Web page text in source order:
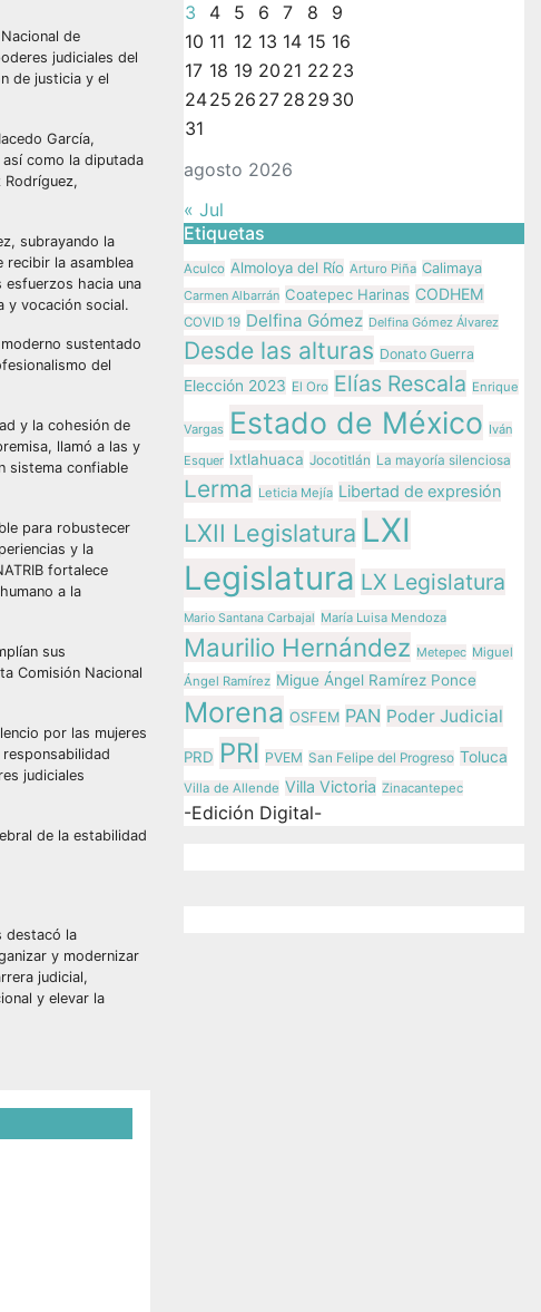
de
judiciales del
de justicia y el
García,
así como la diputada
Rodríguez,
subrayando la
recibir la asamblea
hacia una
y vocación social.
sustentado
del
y la cohesión de
llamó a las y
sistema confiable
para robustecer
y la
fortalece
a la
sus
Comisión Nacional
por las mujeres
judiciales
de la estabilidad
destacó la
y modernizar
judicial,
y elevar la
agosto 2026
3
4 5 6 7 8
9
10 11 12 13 14 15 16
17 18 19 20 21 22 23
2425 26 27 28 29 30
31
« Jul
Etiquetas
Aculco Almoloya del Río Arturo Piña Calimaya
Carmen Albarrán Coatepec Harinas CODHEM
COVID 19 Delfina Gómez Delfina Gómez Álvarez
Desde las alturas Donato Guerra
Elección 2023 El Oro Elías Rescala Enrique
Vargas Estado de México Iván
Esquer Ixtlahuaca Jocotitlán La mayoría silenciosa
Lerma Leticia Mejía Libertad de expresión
LXII Legislatura LXI
Legislatura LX Legislatura
Mario Santana Carbajal María Luisa Mendoza
Maurilio Hernández Metepec Miguel
Ángel Ramírez Migue Ángel Ramírez Ponce
Morena OSFEM PAN Poder Judicial
PRD PRI PVEM San Felipe del Progreso Toluca
Villa de Allende Villa Victoria Zinacantepec
-Edición Digital-